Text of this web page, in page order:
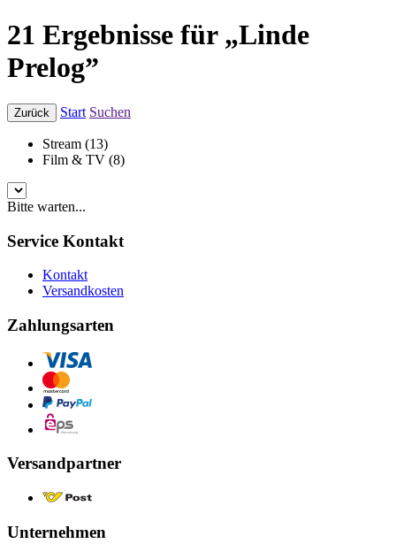
21 Ergebnisse für „Linde
Prelog”
Zurück Start Suchen
Stream (13)
Film & TV (8)
Bitte warten...
Service Kontakt
Kontakt
Versandkosten
Zahlungsarten
Versandpartner
Unternehmen